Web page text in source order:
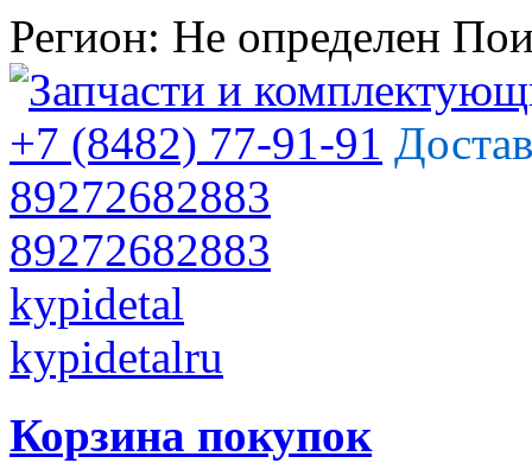
Регион: Не определен
+7 (8482) 77-91-91
89272682883
89272682883
kypidetal
kypidetalru
Корзина покупок